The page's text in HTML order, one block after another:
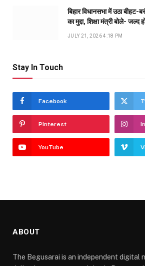
बिहार विधानसभा में उठा
का मुद्दा, शिक्षा मंत्री बोले- जल्द
JULY 21, 2026 4:18 PM
Stay In Touch
Facebook
Pinterest
YouTube
ABOUT
The Begusarai is an independent digital